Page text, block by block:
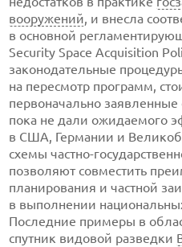
вооружений, и внесла
в основной
Security Space Acquisition
законодательные
на пересмотр программ,
первоначально
пока не дали ожидаемого
в США, Германии и
схемычастно-
позволяют совместить
планирования и частной
в выполнении
Последние примеры в
спутник видовой разведки